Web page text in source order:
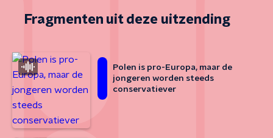
Fragmenten uit deze uitzending
Polen is pro-Europa, maar de
jongeren worden steeds
conservatiever